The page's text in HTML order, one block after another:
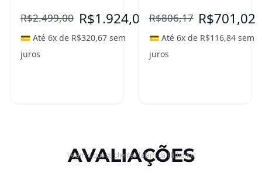
R$2.499,00 R$1.924,00
💳 Até 6x de R$320,67 sem
juros
R$806,17 R$701,02
💳 Até 6x de R$116,84sem
juros
AVALIAÇÕES
Vejam o que os clientes falam da Hidronox